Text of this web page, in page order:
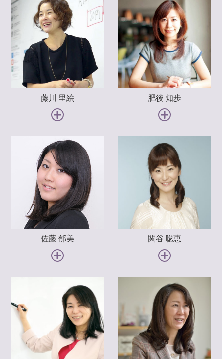
vol.4 生命保険・医療保険 基本編
study 1 生命保険・医療保険の基礎
4-1-1 そもそも「保険」とはなにか
4-1-2 保険の種類と仕組み
study 2 公的保障制度と必要保障額
4-2-1 公的保障制度（遺族年金）
4-2-2 公的保障制度（医療）
vol.5 生命保険・医療保険 応用編
study 1 保険証券を読めるようになろう
5-1-1 保険証券を読めるようになろう
study 2 無駄なく保険に加入・見直す方法
5-2-1 無駄なく保険に加入する方法
5-2-2 現在の保険契約を確認する
5-2-3 保険契約を見直そう
5-2-4 様々なリスクへの賢い備え方
study 1 公的年金制度の仕組み
6-1-1 公的年金制度の全体像
6-1-2 遺族年金
6-1-3 把握しておきたい公的年金の変化
6-1-4 離婚と公的年金
6-1-5 ねんきん定期便を確認しよう
藤川 里絵 肥後 知歩
佐藤 郁美 関谷 聡恵